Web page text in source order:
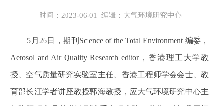
时间：2023-06-01 编辑： 大气环境研究中心
5 月 26日，期刊 Science of the Total Environment 编委，
Aerosol and Air Quality Research editor，香港理工大学教
授、空气质量研究实验室主任、香港工程师学会会士、教
育部长江学者讲座教授郭海教授，应大气环境研究中心主